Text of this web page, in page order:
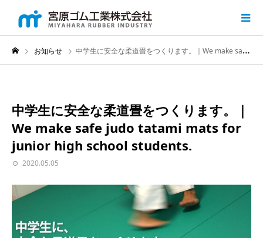
お知らせ 中学生に安全な柔道畳をつくります。｜We make safe judo tatami mats for junior high school students.
中学生に安全な柔道畳をつくります。｜
We make safe judo tatami mats for
junior high school students.
2020.05.05